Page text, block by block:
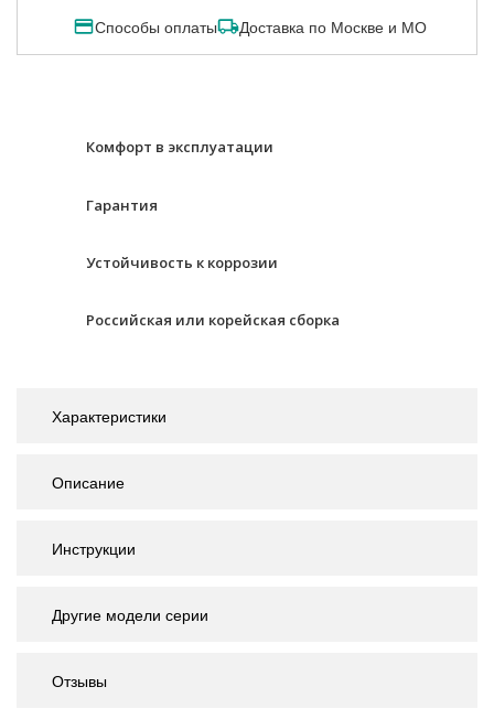
Способы оплаты Доставка по Москве и МО
Комфорт в эксплуатации
Гарантия
Устойчивость к коррозии
Российская или корейская сборка
Характеристики
Описание
Инструкции
Другие модели серии
Отзывы